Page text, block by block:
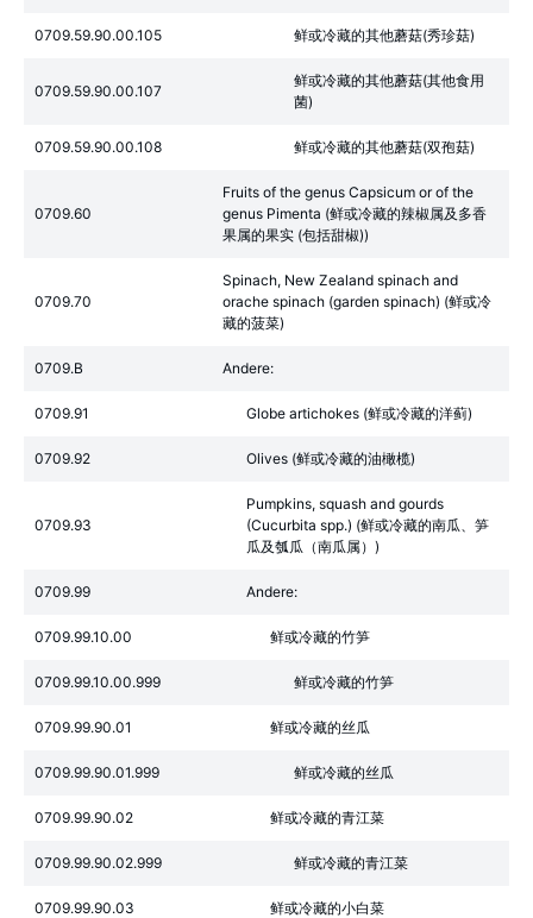
0709.59.90.00.105 鲜或冷藏的其他蘑菇(秀珍菇)
0709.59.90.00.107
鲜或冷藏的其他蘑菇(其他食用
菌)
0709.59.90.00.108 鲜或冷藏的其他蘑菇(双孢菇)
0709.60
Fruits of the genus Capsicum or of the
genus Pimenta (鲜或冷藏的辣椒属及多香
果属的果实 (包括甜椒))
0709.70
Spinach, New Zealand spinach and
orache spinach (garden spinach) (鲜或冷
藏的菠菜)
0709.B Andere:
0709.91 Globe artichokes (鲜或冷藏的洋蓟)
0709.92 Olives (鲜或冷藏的油橄榄)
0709.93
Pumpkins, squash and gourds
(Cucurbita spp.) (鲜或冷藏的南瓜、笋
瓜及瓠瓜（南瓜属）)
0709.99 Andere:
0709.99.10.00 鲜或冷藏的竹笋
0709.99.10.00.999 鲜或冷藏的竹笋
0709.99.90.01 鲜或冷藏的丝瓜
0709.99.90.01.999 鲜或冷藏的丝瓜
0709.99.90.02 鲜或冷藏的青江菜
0709.99.90.02.999 鲜或冷藏的青江菜
0709.99.90.03 鲜或冷藏的小白菜